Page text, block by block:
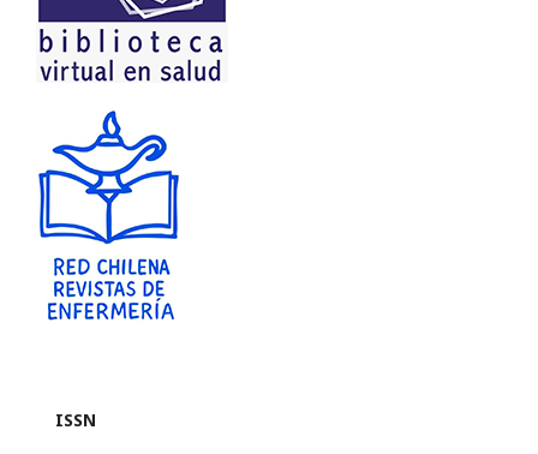
ISSN